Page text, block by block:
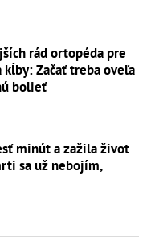
rád ortopéda pre
kĺby: Začať treba oveľa
bolieť
minút a zažila život
sa už nebojím,